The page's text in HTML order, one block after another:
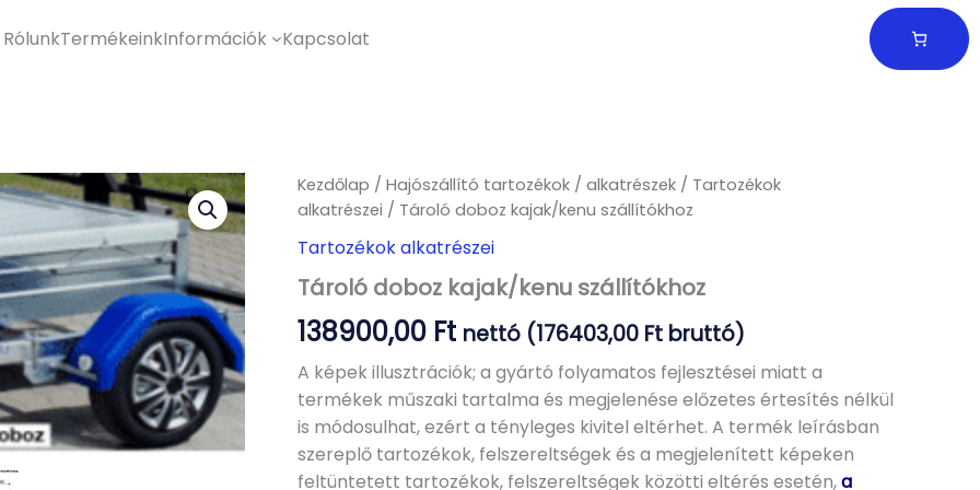
RólunkTermékeinkInformációk Kapcsolat
Kezdőlap / Hajószállító tartozékok / alkatrészek / Tartozékok
alkatrészei / Tároló doboz kajak/kenu szállítókhoz
Tartozékok alkatrészei
Tároló doboz kajak/kenu szállítókhoz
138900,00 Ft nettó (176403,00 Ft bruttó)
A képek illusztrációk; a gyártó folyamatos fejlesztései miatt a
termékek műszaki tartalma és megjelenése előzetes értesítés nélkül
is módosulhat, ezért a tényleges kivitel eltérhet. A termék leírásban
szereplő tartozékok, felszereltségek és a megjelenített képeken
feltüntetett tartozékok, felszereltségek közötti eltérés esetén,a